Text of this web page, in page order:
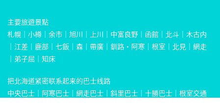
主要旅遊景點
札幌
小樽 余市 旭川 上川 中富良野 函館 北斗
木古内
江差 鹿部 七飯 森 帶廣 釧路・阿寒 根室 北見
網走
弟子屈 知床
把北海道紧密联系起来的巴士线路
中央巴士
阿寒巴士 網走巴士 斜里巴士 十勝巴士
根室交通